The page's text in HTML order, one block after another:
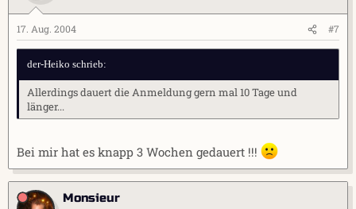
17. Aug. 2004 #7
der-Heiko schrieb:
Allerdings dauert die Anmeldung gern mal 10 Tage und
länger...
Bei mir hat es knapp 3 Wochen gedauert !!!
Monsieur